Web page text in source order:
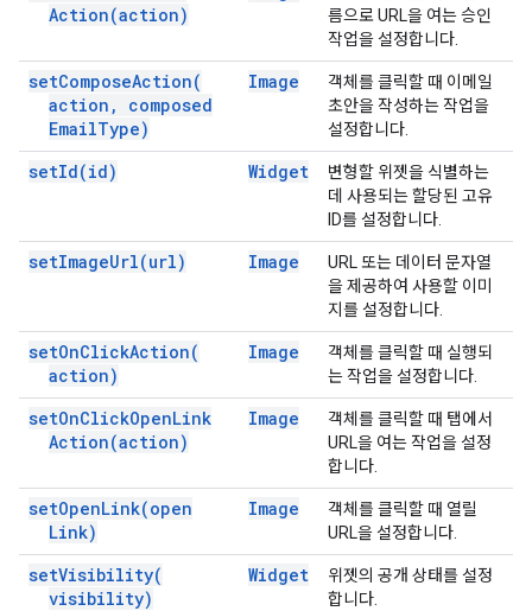
Action(action)
름으로 URL을 여는 승인
작업을 설정합니다.
setComposeAction(
action ,
composed
EmailType)
Image
객체를 클릭할 때 이메일
초안을 작성하는 작업을
설정합니다.
setId(id) Widget
변형할 위젯을 식별하는
데 사용되는 할당된 고유
ID를 설정합니다.
setImageUrl(url) Image
URL 또는 데이터 문자열
을 제공하여 사용할 이미
지를 설정합니다.
setOnClickAction(
action)
Image
객체를 클릭할 때 실행되
는 작업을 설정합니다.
setOnClickOpenLink
Action(action)
Image
객체를 클릭할 때 탭에서
URL을 여는 작업을 설정
합니다.
setOpenLink(open
Link)
Image
객체를 클릭할 때 열릴
URL을 설정합니다.
setVisibility(
visibility)
Widget
위젯의 공개 상태를 설정
합니다.